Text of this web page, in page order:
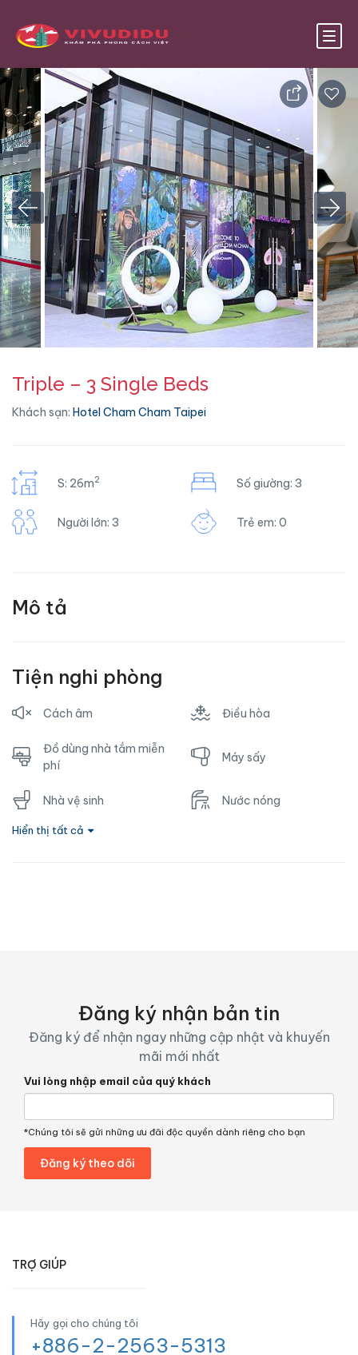
Triple – 3 Single Beds
Khách sạn: Hotel Cham Cham Taipei
S: 26m2 Số giường: 3
Người lớn: 3 Trẻ em: 0
Mô tả
Tiện nghi phòng
Cách âm Điều hòa
Đồ dùng nhà tắm miễn
phí
Máy sấy
Nhà vệ sinh Nước nóng
Ổ cắm gần giường
Hiển thị tất cả
Đăng ký nhận bản tin
Đăng ký để nhận ngay những cập nhật và khuyến
mãi mới nhất
Vui lòng nhập email của quý khách
*Chúng tôi sẽ gửi những ưu đãi độc quyền dành riêng cho bạn
TRỢ GIÚP
Hãy gọi cho chúng tôi
+886-2-2563-5313